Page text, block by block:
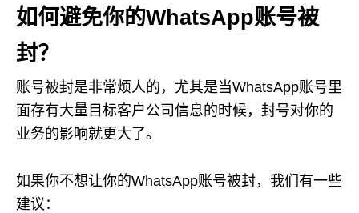
如何避免你的WhatsApp账号被
封？
账号被封是非常烦人的，尤其是当WhatsApp账号里
面存有大量目标客户公司信息的时候，封号对你的
业务的影响就更大了。
如果你不想让你的WhatsApp账号被封，我们有一些
建议：